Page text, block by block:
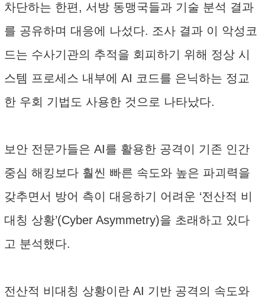
차단하는 한편, 서방 동맹국들과 기술 분석 결과
를 공유하며 대응에 나섰다. 조사 결과 이 악성코
드는 수사기관의 추적을 회피하기 위해 정상 시
스템 프로세스 내부에 AI 코드를 은닉하는 정교
한 우회 기법도 사용한 것으로 나타났다.
보안 전문가들은 AI를 활용한 공격이 기존 인간
중심 해킹보다 훨씬 빠른 속도와 높은 파괴력을
갖추면서 방어 측이 대응하기 어려운 ‘전산적 비
대칭 상황’(Cyber Asymmetry)을 초래하고 있다
고 분석했다.
전산적 비대칭 상황이란 AI 기반 공격의 속도와